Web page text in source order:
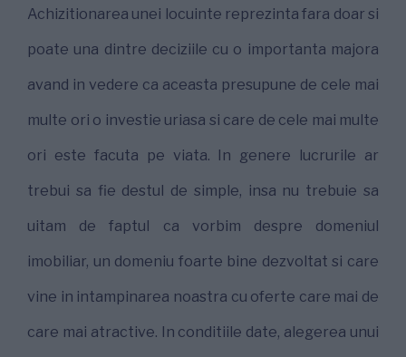
Achizitionarea unei locuinte reprezinta fara doar si
poate una dintre deciziile cu o importanta majora
avand in vedere ca aceasta presupune de cele mai
multe ori o investie uriasa si care de cele mai multe
ori este facuta pe viata. In genere lucrurile ar
trebui sa fie destul de simple, insa nu trebuie sa
uitam de faptul ca vorbim despre domeniul
imobiliar, un domeniu foarte bine dezvoltat si care
vine in intampinarea noastra cu oferte care mai de
care mai atractive. In conditiile date, alegerea unui